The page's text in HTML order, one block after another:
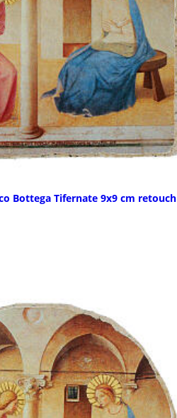
Bottega Tifernate 9x9 cm retouch